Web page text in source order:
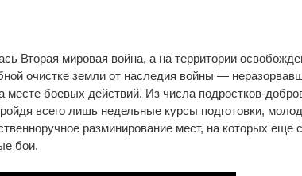
Вторая мировая война, а на территории
очистке земли от наследия войны —
месте боевых действий. Из числа подростков-
всего лишь недельные курсы подготовки,
разминирование мест, на которых еще
бои.